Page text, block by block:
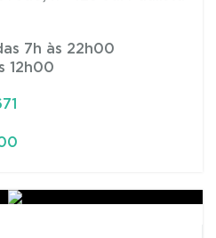
7h às 22h00
12h00